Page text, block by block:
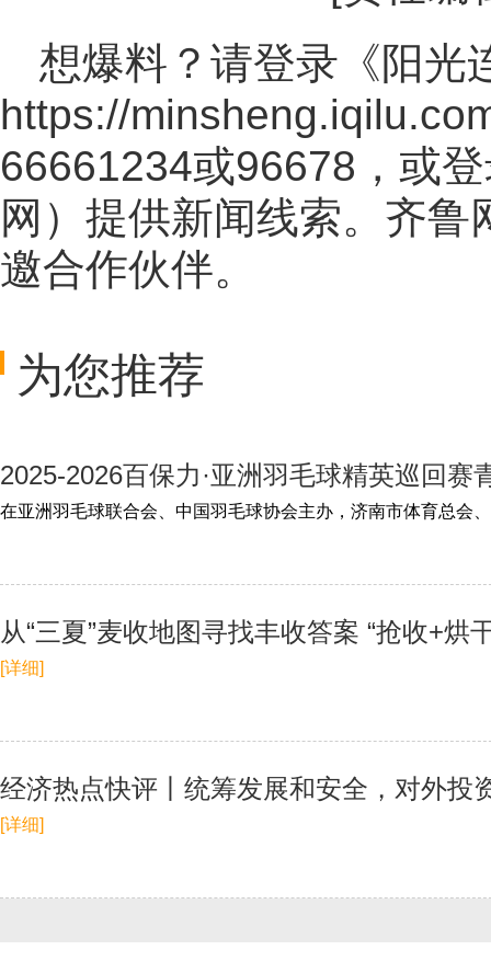
想爆料？请登录《阳光
https://
66661234或96678，或
网 ）提供新闻线索。齐鲁
邀合作伙伴。
为您推荐
2025-2026百保力·亚洲羽毛球精英巡回
从“三夏”麦收地图寻找丰收答案 “抢收+烘
[详细]
经济热点快评丨统筹发展和安全，对外投
[详细]